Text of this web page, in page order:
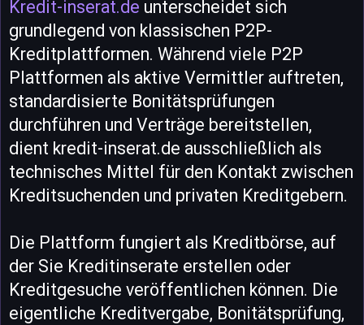
Kredit-inserat.de unterscheidet sich
grundlegend von klassischen P2P-
Kreditplattformen. Während viele P2P
Plattformen als aktive Vermittler auftreten,
standardisierte Bonitätsprüfungen
durchführen und Verträge bereitstellen,
dient kredit-inserat.de ausschließlich als
technisches Mittel für den Kontakt zwischen
Kreditsuchenden und privaten Kreditgebern.
Die Plattform fungiert als Kreditbörse, auf
der Sie Kreditinserate erstellen oder
Kreditgesuche veröffentlichen können. Die
eigentliche Kreditvergabe, Bonitätsprüfung,